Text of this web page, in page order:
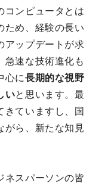
コンピュータとは
ため、経験の長い
アップデートが求
急速な技術進化も
心に長期的な視野
いと思います。最
きていますし、国
がら、新たな知見
ネスパーソンの皆